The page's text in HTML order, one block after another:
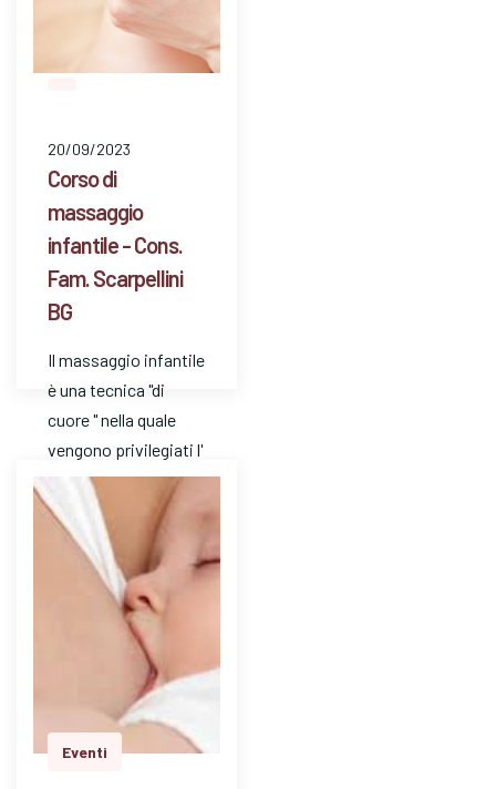
20/09/2023
Corso di
massaggio
infantile - Cons.
Fam. Scarpellini
BG
Il massaggio infantile
è una tecnica "di
cuore " nella quale
vengono privilegiati l'
ascolto e l'
attenzione. E' un
mezzo…
Eventi